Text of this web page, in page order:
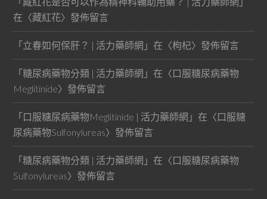
在〈藏紅花〉發佈留言
「立春如何保肝？ | 活力藥師網 」在〈枸杞〉發佈留言
「糖尿病藥物分類 | 活力藥師網 」在〈口服糖尿病藥物
Meglitinide〉發佈留言
「口服糖尿病藥物Meglitinide | 活力藥師網 」在〈口服糖
尿病藥物Sulfonylureas〉發佈留言
「糖尿病藥物分類 | 活力藥師網 」在〈口服糖尿病藥物
Sulfonylureas〉發佈留言